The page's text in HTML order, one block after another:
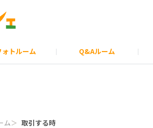
ォトルーム Q&Aルーム
ム＞ 取引する時